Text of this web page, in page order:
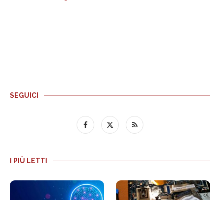
SEGUICI
I PIÙ LETTI